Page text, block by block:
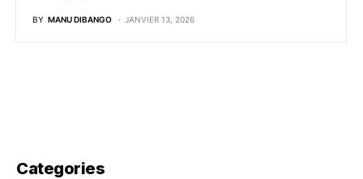
BY MANU DIBANGO JANVIER 13, 2026
Categories